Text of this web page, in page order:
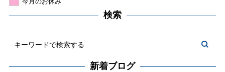
検索
新着ブログ